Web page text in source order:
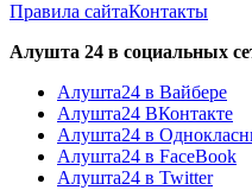
Правила сайтаКонтакты
Алушта 24 в социальных
Алушта24 в Вайбере
Алушта24 ВКонтакте
Алушта24 в
Алушта24 в FaceBook
Алушта24 в Twitter